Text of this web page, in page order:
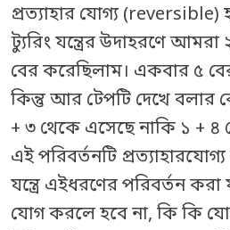
প্রত্যাহার যোগ্য (reversible)
ট্যুরিং যন্ত্রের উদাহরণে
বের করেছিলাম। একবার ৫
কিন্তু আর টেপটি দেখে বলার
+ ৩ থেকে এসেছে নাকি ১ + ৪
এই পরিবর্তনটি
যন্ত্রে এইধরণের পরিবর্তন
যোগ করলে হবে না, কি কি